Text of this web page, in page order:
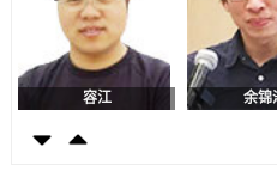
神户大学确认口服癌症疫苗B440单
癌患者中开展临床试验
日本发布《令和8年版科学技术与创
首年度政策方向
科学研究
东京大学发现可诱导细胞死亡的新型
容江 余锦